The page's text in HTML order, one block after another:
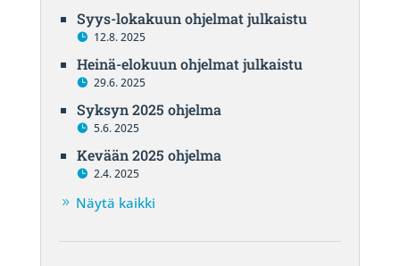
Syys-lokakuun ohjelmat julkaistu
12.8. 2025
Heinä-elokuun ohjelmat julkaistu
29.6. 2025
Syksyn 2025 ohjelma
5.6. 2025
Kevään 2025 ohjelma
2.4. 2025
Näytä kaikki